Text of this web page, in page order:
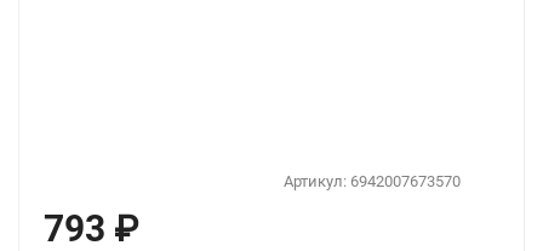
Артикул: 6942007673570
793 ₽